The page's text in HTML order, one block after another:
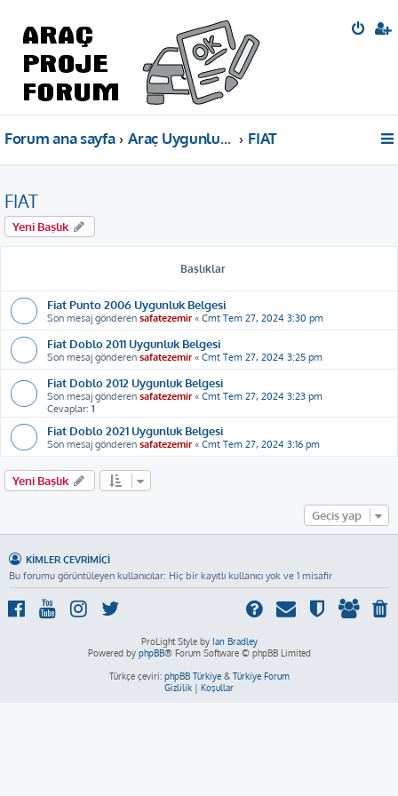
Forum ana sayfa Araç Uygunluk Belgeleri FIAT
FIAT
Yeni Başlık
Başlıklar
Fiat Punto 2006 Uygunluk Belgesi
Son mesaj gönderen safatezemir« Cmt Tem 27, 2024 3:30 pm
Fiat Doblo 2011 Uygunluk Belgesi
Son mesaj gönderen safatezemir« Cmt Tem 27, 2024 3:25 pm
Fiat Doblo 2012 Uygunluk Belgesi
Son mesaj gönderen safatezemir« Cmt Tem 27, 2024 3:23 pm
Cevaplar: 1
Fiat Doblo 2021 Uygunluk Belgesi
Son mesaj gönderen safatezemir« Cmt Tem 27, 2024 3:16 pm
Yeni Başlık
Geçiş yap
KIMLER ÇEVRIMIÇI
Bu forumu görüntüleyen kullanıcılar: Hiç bir kayıtlı kullanıcı yok ve 1 misafir
ProLight Style by Ian Bradley
Powered by phpBB® Forum Software © phpBB Limited
Türkçe çeviri: phpBB Türkiye& Türkiye Forum
Gizlilik | Koşullar